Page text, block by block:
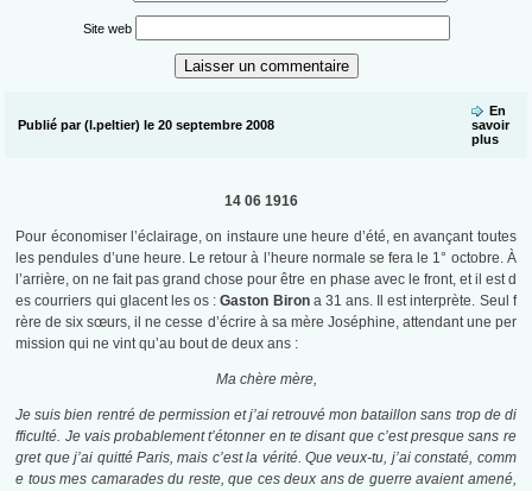
Site web
Publié par (l.peltier) le 20 septembre 2008
En
savoir
plus
14 06 1916
Pour économiser l’éclairage, on instaure une heure d’été, en avançant toutes
les pendules d’une heure. Le retour à l’heure normale se fera le 1° octobre. À
l’arrière, on ne fait pas grand chose pour être en phase avec le front, et il est d
es courriers qui glacent les os :Gaston Birona 31 ans. Il est interprète. Seul f
rère de six sœurs, il ne cesse d’écrire à sa mère Joséphine, attendant une per
mission qui ne vint qu’au bout de deux ans :
Ma chère mère,
Je suis bien rentré de permission et j’ai retrouvé mon bataillon sans trop de di
fficulté. Je vais probablement t’étonner en te disant que c’est presque sans re
gret que j’ai quitté Paris, mais c’est la vérité. Que veux-tu, j’ai constaté, comm
e tous mes camarades du reste, que ces deux ans de guerre avaient amené,